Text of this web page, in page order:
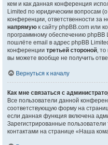
кем и как данная конференция
Limited по юридическим вопросам
конференции, ответственности за
напрямую к сайту phpBB.com или
программному обеспечению phpBB
пошлёте email в адрес phpBB
конференции третьей стороной,
вы можете вообще не получить
Вернуться к началу
Как мне связаться с
Все пользователи данной
соответствующую форму на
если данная функция включена
Зарегистрированные пользователи
контактами на странице «Наша